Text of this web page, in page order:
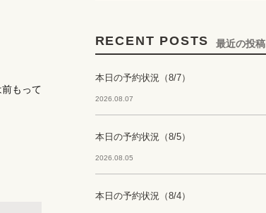
もって
RECENT POSTS 最近の投稿
本日の予約状況（8/7）
2026.08.07
本日の予約状況（8/5）
2026.08.05
本日の予約状況（8/4）